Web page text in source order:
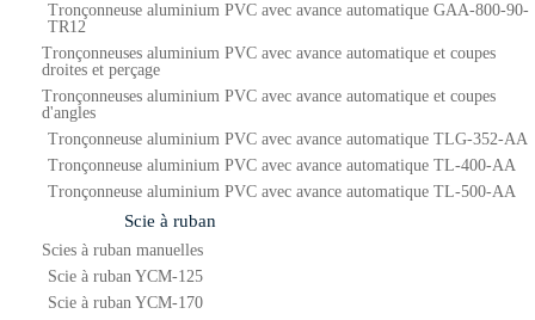
Tronçonneuse aluminium PVC avec avance automatique GAA-800-90-
TR12
Tronçonneuses aluminium PVC avec avance automatique et coupes
droites et perçage
Tronçonneuses aluminium PVC avec avance automatique et coupes
d'angles
Tronçonneuse aluminium PVC avec avance automatique TLG-352-AA
Tronçonneuse aluminium PVC avec avance automatique TL-400-AA
Tronçonneuse aluminium PVC avec avance automatique TL-500-AA
Scie à ruban
Scies à ruban manuelles
Scie à ruban YCM-125
Scie à ruban YCM-170